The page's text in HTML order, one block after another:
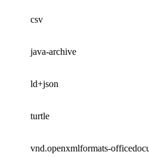
csv
java-archive
ld+json
turtle
vnd.openxmlformats-